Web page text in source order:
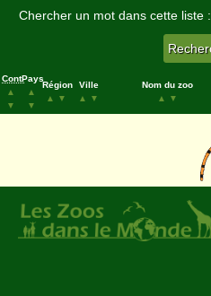
Chercher un mot dans cette liste :
Cont.
▲
▼
Pays
▲
▼
Région
▲
▼
Ville
▲
▼
Nom du zoo
▲
▼